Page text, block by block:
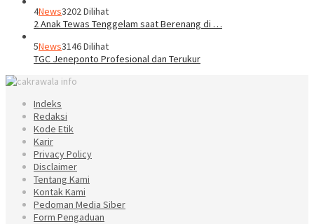
4News3202 Dilihat
2 Anak Tewas Tenggelam saat Berenang di …
5News3146 Dilihat
TGC Jeneponto Profesional dan Terukur
Indeks
Redaksi
Kode Etik
Karir
Privacy Policy
Disclaimer
Tentang Kami
Kontak Kami
Pedoman Media Siber
Form Pengaduan